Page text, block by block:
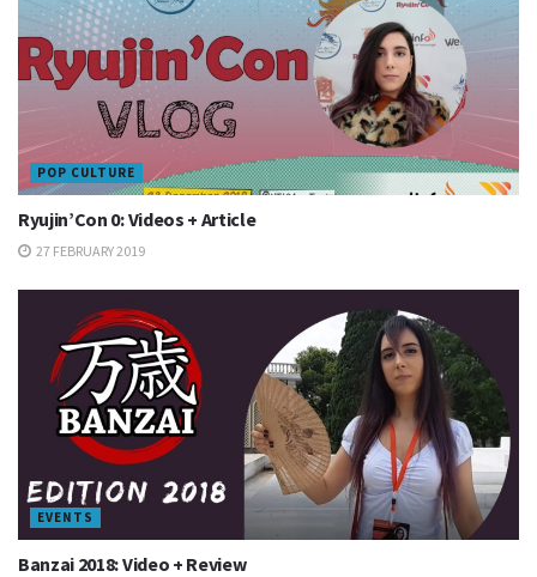
POP CULTURE
Ryujin’Con 0: Videos + Article
27 FEBRUARY 2019
EVENTS
Banzai 2018: Video + Review